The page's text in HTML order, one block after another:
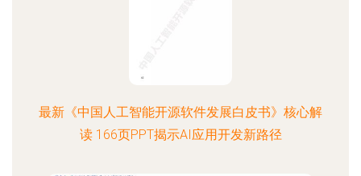
最新《中国人工智能开源软件发展白皮书》核心解
读 166页PPT揭示AI应用开发新路径